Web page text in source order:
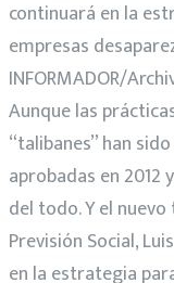
continuará en la
empresas
INFORMADOR/
Aunque las
“talibanes” han
aprobadas en 2012
del todo. Y el
Previsión Social,
en la estrategia